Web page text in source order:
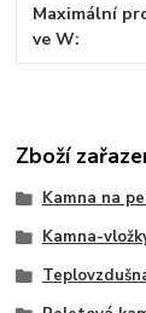
Maximální
ve W
Zboží
Kamna na
Kamna-